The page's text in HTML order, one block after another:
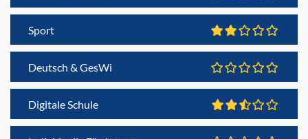
Sport
Deutsch & GesWi
Digitale Schule